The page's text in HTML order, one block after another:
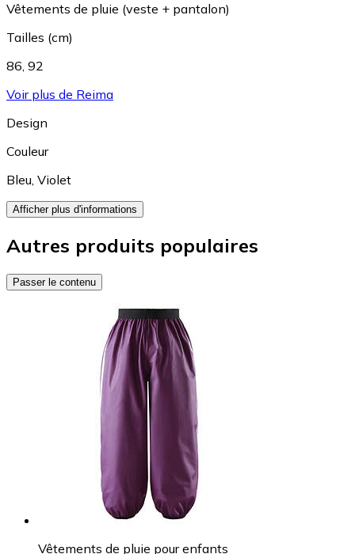
Vêtements de pluie (veste + pantalon)
Tailles (cm)
86, 92
Voir plus de Reima
Design
Couleur
Bleu, Violet
Afficher plus d'informations
Autres produits populaires
Passer le contenu
Vêtements de pluie pour enfants